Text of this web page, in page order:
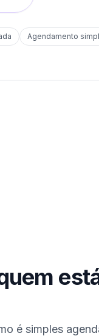
Agendamento
é simples